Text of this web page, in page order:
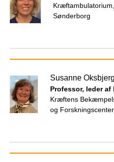
Sønderborg
Susanne
Professor, leder
Kræftens
og